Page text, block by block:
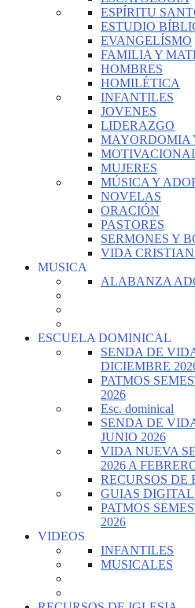
ESPÍRITU
ESTUDIO
EVANGELÍSMO
FAMILIA Y
HOMBRES
HOMILÉTICA
INFANTILES
JOVENES
LIDERAZGO
MAYORDOMIA
MUJERES
MÚSICA Y
NOVELAS
ORACIÓN
PASTORES
SERMONES Y
VIDA
MUSICA
ALABANZA
ESCUELA DOMINICAL
SENDA DE
DICIEMBRE
PATMOS
2026
Esc. dominical
SENDA DE
JUNIO 2026
VIDA NUEVA
2026 A
RECURSOS
GUIAS
PATMOS
2026
VIDEOS
INFANTILES
MUSICALES